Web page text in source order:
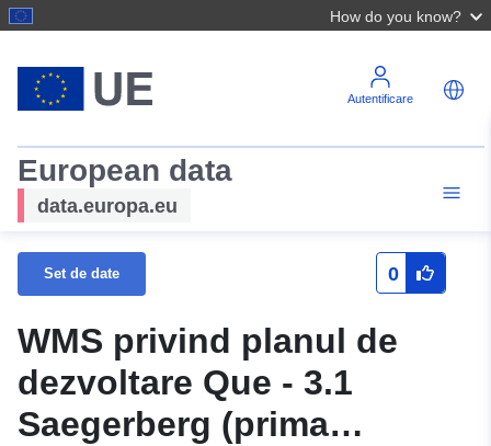
How do you know?
Autentificare
European data
data.europa.eu
Set de date 0
WMS privind planul de
dezvoltare Que - 3.1
Saegerberg (prima